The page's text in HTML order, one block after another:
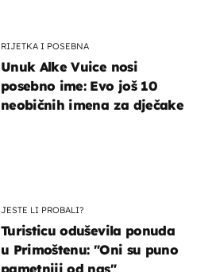
JESTE LI PROBALI?
Turisticu oduševila ponuda
u Primoštenu: "Oni su puno
pametniji od nas"
RIJETKA I POSEBNA
Unuk Alke Vuice nosi
posebno ime: Evo još 10
neobičnih imena za dječake